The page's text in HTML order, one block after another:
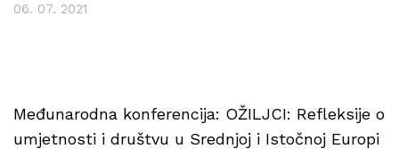
06. 07. 2021
Međunarodna konferencija: OŽILJCI: Refleksije o
umjetnosti i društvu u Srednjoj i Istočnoj Europi